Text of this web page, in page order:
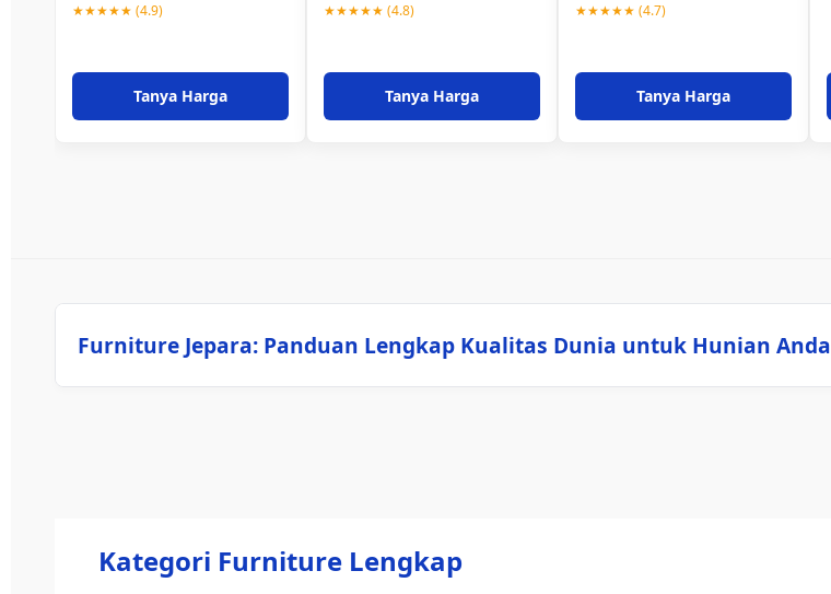
★★★★★ (4.9)
Tanya Harga
★★★★★ (4.8)
Tanya Harga
★★★★★ (4.7)
Tanya Harga
Furniture Jepara: Panduan Lengkap Kualitas Dunia untuk Hunian Anda
Kategori Furniture Lengkap